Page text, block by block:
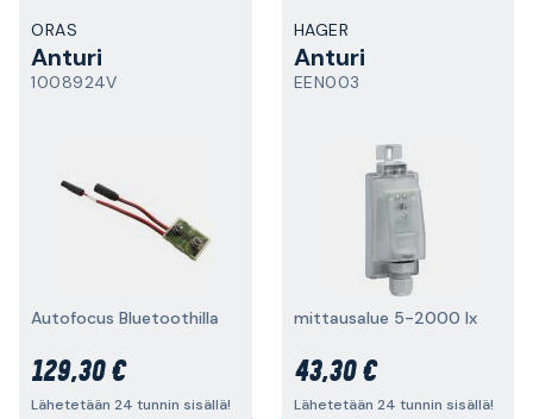
ORAS
Anturi
1008924V
Autofocus Bluetoothilla
129,30 €
Lähetetään 24 tunnin sisällä!
HAGER
Anturi
EEN003
mittausalue 5-2000 lx
43,30 €
Lähetetään 24 tunnin sisällä!